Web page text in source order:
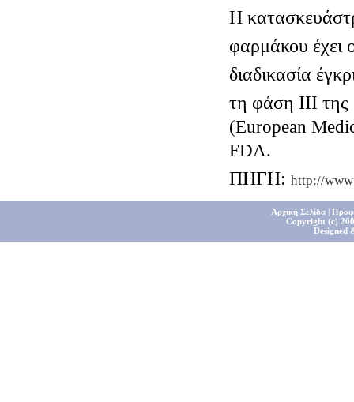
Η
φαρμάκου έχει
διαδικασία
τη φάση ΙΙΙ
(European
FDA.
ΠΗΓΗ: http://www
Αρχική Σελίδα|
Copyright (c)
Designed